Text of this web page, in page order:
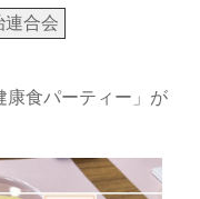
連合会
康食パーティー」が